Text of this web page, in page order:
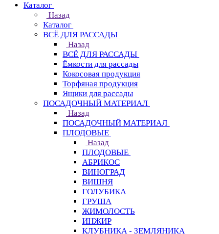
Каталог
Назад
Каталог
ВСЁ ДЛЯ РАССАДЫ
Назад
ВСЁ ДЛЯ РАССАДЫ
Ёмкости для рассады
Кокосовая продукция
Торфяная продукция
Ящики для рассады
ПОСАДОЧНЫЙ МАТЕРИАЛ
Назад
ПОСАДОЧНЫЙ МАТЕРИАЛ
ПЛОДОВЫЕ
Назад
ПЛОДОВЫЕ
АБРИКОС
ВИНОГРАД
ВИШНЯ
ГОЛУБИКА
ГРУША
ЖИМОЛОСТЬ
ИНЖИР
КЛУБНИКА - ЗЕМЛЯНИКА